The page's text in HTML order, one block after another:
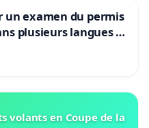
un examen du permis
plusieurs langues à
volants en Coupe de la